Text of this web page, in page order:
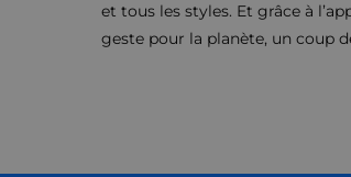
et tous les styles. Et grâce à
geste pour la planète, un coup